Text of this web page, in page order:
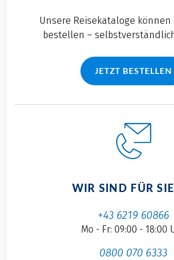
Unsere Reisekataloge
bestellen –
JETZT BESTELLEN
WIR SIND FÜR
+43 6219 60866
Mo - Fr: 09:00 - 18:00
0800 070 6333